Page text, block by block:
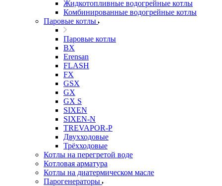
Жидкотопливные водогрейные котлы
Комбинированные водогрейные котлы
Паровые котлы
Паровые котлы
BX
Erensan
FLASH
FX
GSX
GX
GX S
SIXEN
SIXEN-N
TREVAPOR-P
Двухходовые
Трёхходовые
Котлы на перегретой воде
Котловая арматура
Котлы на диатермическом масле
Парогенераторы